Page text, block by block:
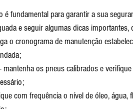
fundamental para garantir a sua
e seguir algumas dicas importantes,
o cronograma de manutenção
os pneus calibrados e
com frequência o nível de óleo, água,